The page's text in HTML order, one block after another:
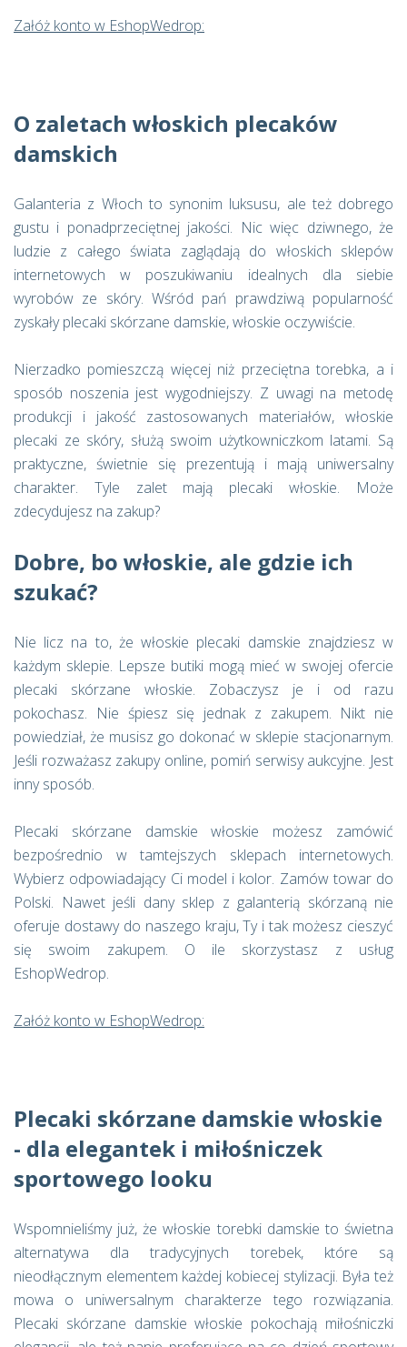
Załóż konto w EshopWedrop:
O zaletach włoskich plecaków
damskich
Galanteria z Włoch to synonim luksusu, ale też dobrego
gustu i ponadprzeciętnej jakości. Nic więc dziwnego, że
ludzie z całego świata zaglądają do włoskich sklepów
internetowych w poszukiwaniu idealnych dla siebie
wyrobów ze skóry. Wśród pań prawdziwą popularność
zyskały plecaki skórzane damskie, włoskie oczywiście.
Nierzadko pomieszczą więcej niż przeciętna torebka, a i
sposób noszenia jest wygodniejszy. Z uwagi na metodę
produkcji i jakość zastosowanych materiałów, włoskie
plecaki ze skóry, służą swoim użytkowniczkom latami. Są
praktyczne, świetnie się prezentują i mają uniwersalny
charakter. Tyle zalet mają plecaki włoskie. Może
zdecydujesz na zakup?
Dobre, bo włoskie, ale gdzie ich
szukać?
Nie licz na to, że włoskie plecaki damskie znajdziesz w
każdym sklepie. Lepsze butiki mogą mieć w swojej ofercie
plecaki skórzane włoskie. Zobaczysz je i od razu
pokochasz. Nie śpiesz się jednak z zakupem. Nikt nie
powiedział, że musisz go dokonać w sklepie stacjonarnym.
Jeśli rozważasz zakupy online, pomiń serwisy aukcyjne. Jest
inny sposób.
Plecaki skórzane damskie włoskie możesz zamówić
bezpośrednio w tamtejszych sklepach internetowych.
Wybierz odpowiadający Ci model i kolor. Zamów towar do
Polski. Nawet jeśli dany sklep z galanterią skórzaną nie
oferuje dostawy do naszego kraju, Ty i tak możesz cieszyć
się swoim zakupem. O ile skorzystasz z usług
EshopWedrop.
Załóż konto w EshopWedrop:
Plecaki skórzane damskie włoskie
- dla elegantek i miłośniczek
sportowego looku
Wspomnieliśmy już, że włoskie torebki damskie to świetna
alternatywa dla tradycyjnych torebek, które są
nieodłącznym elementem każdej kobiecej stylizacji. Była też
mowa o uniwersalnym charakterze tego rozwiązania.
Plecaki skórzane damskie włoskie pokochają miłośniczki